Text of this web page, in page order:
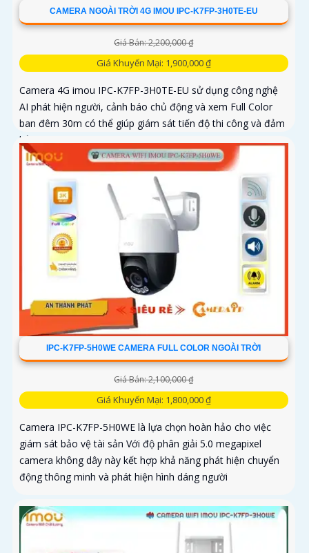
CAMERA NGOÀI TRỜI 4G IMOU IPC-K7FP-3H0TE-EU
Giá Bán: 2,200,000 ₫
Giá Khuyến Mại: 1,900,000 ₫
Camera 4G imou IPC-K7FP-3H0TE-EU sử dụng công nghệ
AI phát hiện người, cảnh báo chủ động và xem Full Color
ban đêm 30m có thể giúp giám sát tiến độ thi công và đảm
bảo an ninh cho công trình xây dựng, đặc biệt là trong
những khu vực mà việc đi lại khó khăn hoặc không có sẵn
kết nối mạng ổn định. Camera IPC-K7FP-3H0TE-EU sử dụng
công nghệ nhận diện người và động vật, kết hợp Wifi không
IPC-K7FP-5H0WE CAMERA FULL COLOR NGOÀI TRỜI
Giá Bán: 2,100,000 ₫
Giá Khuyến Mại: 1,800,000 ₫
Camera IPC-K7FP-5H0WE là lựa chọn hoàn hảo cho việc
giám sát bảo vệ tài sản Với độ phân giải 5.0 megapixel
camera không dây này kết hợp khả năng phát hiện chuyển
động thông minh và phát hiện hình dáng người